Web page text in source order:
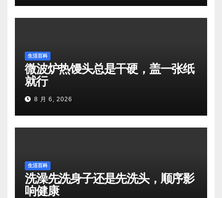
生活百科
微波炉热馒头总是干硬，盖一张纸
就行
8 月 6, 2026
生活百科
洗澡先洗身子还是先洗头，顺序影
响健康